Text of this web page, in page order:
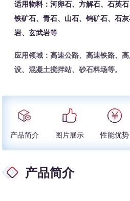
适用物料：河卵石、方解石、石英
铁矿石、青石、山石、钨矿石、石
岩、玄武岩等
应用领域：高速公路、高速铁路、
设、混凝土搅拌站、砂石料场等。
产品简介 图片展示 性能优势
产品简介